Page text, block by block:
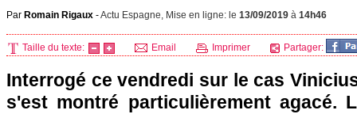
Par Romain Rigaux -Actu Espagne, Mise en ligne: le 13/09/2019 à 14h46
Taille du texte: Email Imprimer Partager:
Interrogé ce vendredi sur le cas
s'est montré particulièrement agacé.